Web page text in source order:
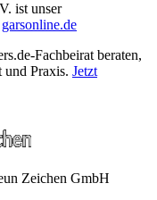
ist unser
garsonline.de
Fachbeirat beraten,
und Praxis. Jetzt
Zeichen GmbH